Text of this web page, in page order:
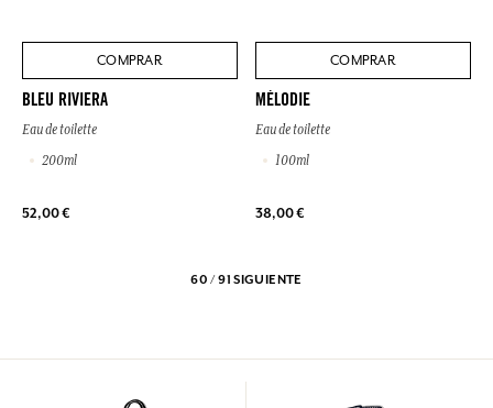
COMPRAR
BLEU RIVIERA
Eau de toilette
200ml
52,00 €
COMPRAR
MÉLODIE
Eau de toilette
100ml
38,00 €
60 / 91 SIGUIENTE